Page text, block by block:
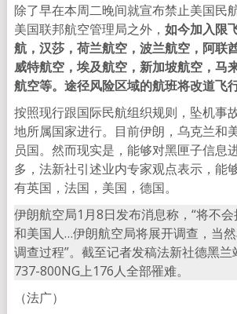
除了早在本周二晚间就宣布禁止美国民
美国联邦航空管理局之外， 如今加入限
航，汉莎，荷兰航空，波兰航空，阿联
威特航空，埃及航空，新加坡航空，马
航空等。途径风险区域的航班将改道飞行
按照现行跟国际民航组织规则，坠机事
地所属国家进行。目前伊朗，乌克兰和
员国。然而现实是，能够对黑匣子信息
多，法新社引述业内专家观点表示，能
有英国，法国，美国，德国。
伊朗航空局1月8日发布消息称，“将不
和美国人…伊朗航空局将展开调查，当
调查过程”。截至记者发稿法新社德黑
737-800NG上176人全部罹难。
（法广）